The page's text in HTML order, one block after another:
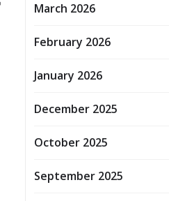
March 2026
February 2026
January 2026
December 2025
October 2025
September 2025